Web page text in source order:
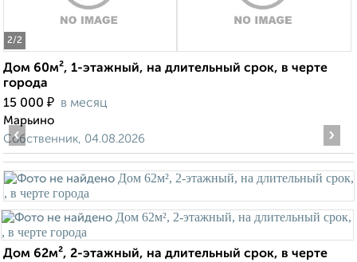
2/2
Дом 60м², 1-этажный, на длительный срок, в черте
города
15 000 ₽ в месяц
Марьино
Собственник, 04.08.2026
‹ ›
Дом 62м², 2-этажный, на длительный срок, в черте